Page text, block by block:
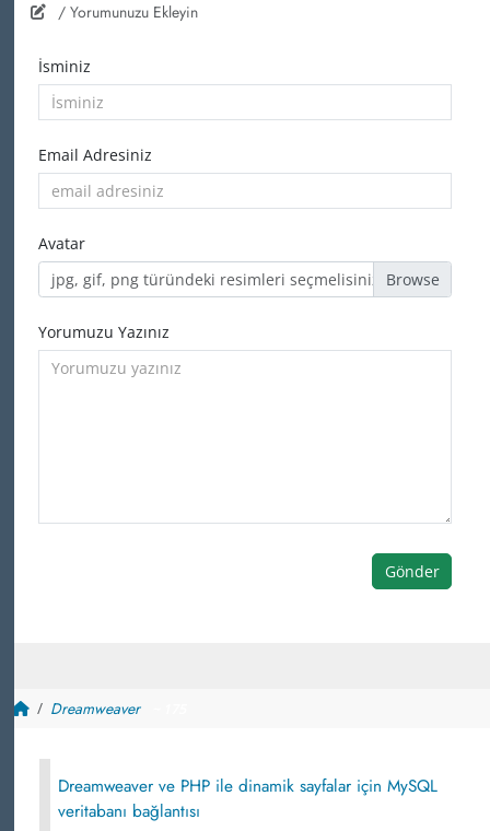
/ Yorumunuzu Ekleyin
İsminiz
Email Adresiniz
Avatar
jpg, gif, png türündeki resimleri seçmelisiniz
Yorumuzu Yazınız
Gönder
Dreamweaver
Dreamweaver ve PHP ile dinamik sayfalar için MySQL
veritabanı bağlantısı